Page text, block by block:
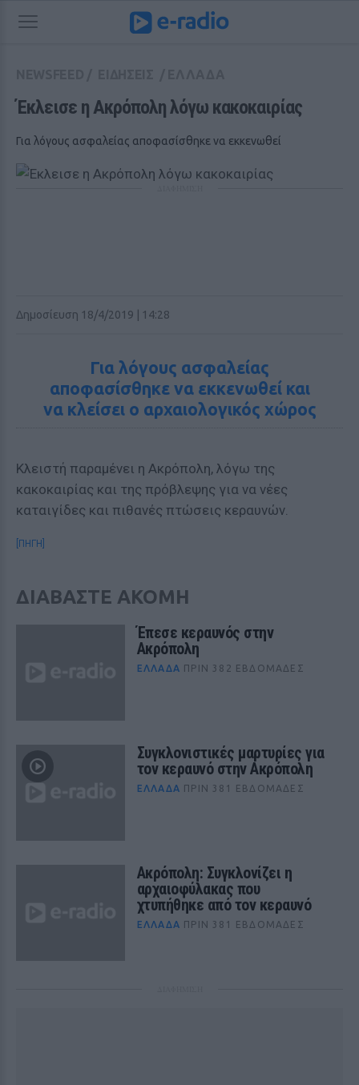
Έκλεισε η Ακρόπολη λόγω κακοκαιρίας
Για λόγους ασφαλείας αποφασίσθηκε να εκκενωθεί
Δημοσίευση 18/4/2019 | 14:28
Για λόγους ασφαλείας
αποφασίσθηκε να εκκενωθεί και
να κλείσει ο αρχαιολογικός χώρος
Κλειστή παραμένει η Ακρόπολη, λόγω της
κακοκαιρίας και της πρόβλεψης για να νέες
καταιγίδες και πιθανές πτώσεις κεραυνών.
[ΠΗΓΗ]
ΔΙΑΒΑΣΤΕ ΑΚΟΜΗ
Έπεσε κεραυνός στην
Ακρόπολη
ΕΛΛΆΔΑ ΠΡΙΝ 382 ΕΒΔΟΜΆΔΕΣ
Συγκλονιστικές μαρτυρίες για
τον κεραυνό στην Ακρόπολη
ΕΛΛΆΔΑ ΠΡΙΝ 381 ΕΒΔΟΜΆΔΕΣ
Ακρόπολη: Συγκλονίζει η
αρχαιοφύλακας που
χτυπήθηκε από τον κεραυνό
ΕΛΛΆΔΑ ΠΡΙΝ 381 ΕΒΔΟΜΆΔΕΣ